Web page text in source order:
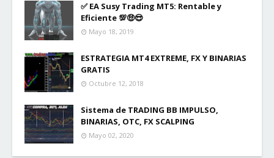
✅ EA Susy Trading MT5: Rentable y
Eficiente 💯🤑😎
Mayo 18, 2019
ESTRATEGIA MT4 EXTREME, FX Y BINARIAS
GRATIS
Octubre 12, 2018
Sistema de TRADING BB IMPULSO,
BINARIAS, OTC, FX SCALPING
Mayo 02, 2020